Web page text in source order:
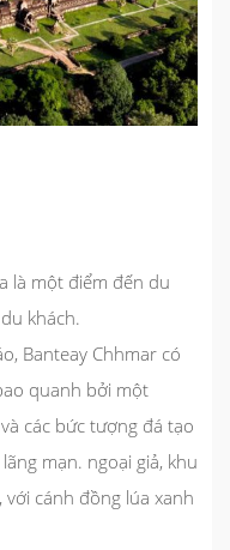
là một điểm đến du
khách.
Banteay Chhmar có
quanh bởi một
các bức tượng đá tạo
mạn. ngoại giả, khu
cánh đồng lúa xanh